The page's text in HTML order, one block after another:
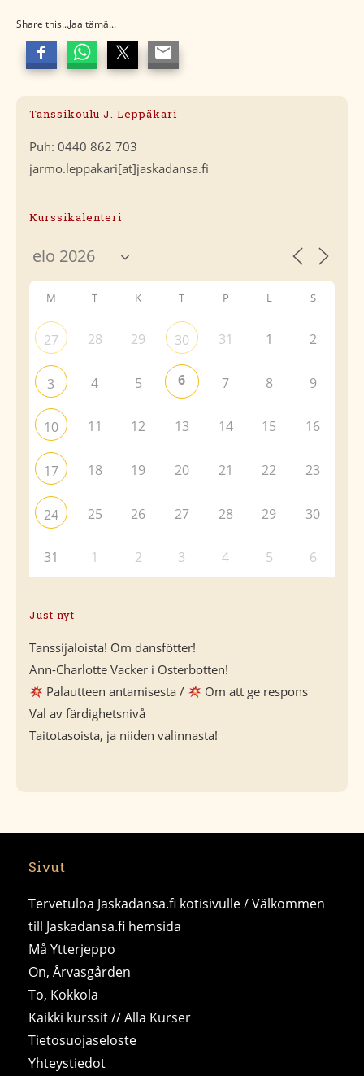
Share this...Jaa tämä...
Tanssikoulu J. Leppäkari
Puh: 0440 862 703
jarmo.leppakari[at]jaskadansa.fi
Kurssikalenteri
M T K T P L S
27 28 29 30 31 1 2
3 4 5 6 7 8 9
10 11 12 13 14 15 16
17 18 19 20 21 22 23
24 25 26 27 28 29 30
31 1 2 3 4 5 6
Just nyt
Tanssijaloista! Om dansfötter!
Ann-Charlotte Vacker i Österbotten!
Palautteen antamisesta /
Om att ge respons
Val av färdighetsnivå
Taitotasoista, ja niiden valinnasta!
Sivut
Tervetuloa Jaskadansa.fi kotisivulle / Välkommen
till Jaskadansa.fi hemsida
Må Ytterjeppo
On, Årvasgården
To, Kokkola
Kaikki kurssit // Alla Kurser
Tietosuojaseloste
Yhteystiedot